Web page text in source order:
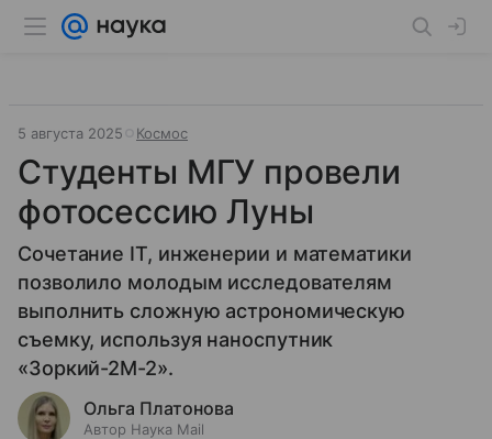
5 августа 2025 Космос
Студенты МГУ провели
фотосессию Луны
Сочетание IT, инженерии и математики
позволило молодым исследователям
выполнить сложную астрономическую
съемку, используя наноспутник
«Зоркий-2М-2».
Ольга Платонова
Автор Наука Mail